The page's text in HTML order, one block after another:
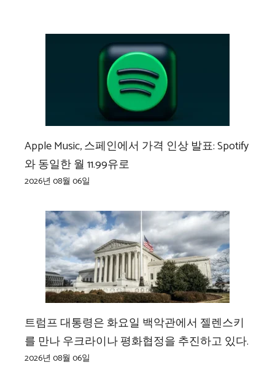
Apple Music, 스페인에서 가격 인상 발표: Spotify
와 동일한 월 11.99유로
2026년 08월 06일
트럼프 대통령은 화요일 백악관에서 젤렌스키
를 만나 우크라이나 평화협정을 추진하고 있다.
2026년 08월 06일